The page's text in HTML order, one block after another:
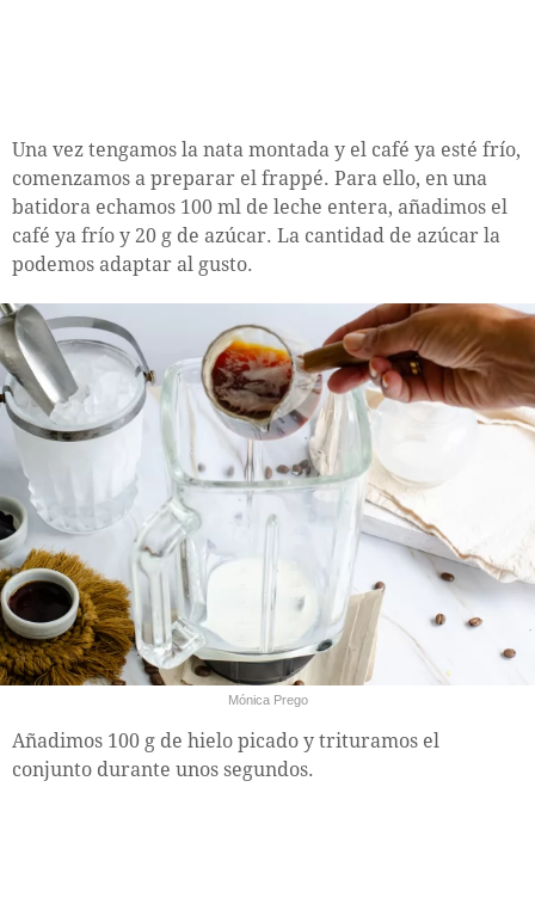
Una vez tengamos la nata montada y el café ya esté frío,
comenzamos a preparar el frappé. Para ello, en una
batidora echamos 100 ml de leche entera, añadimos el
café ya frío y 20 g de azúcar. La cantidad de azúcar la
podemos adaptar al gusto.
Mónica Prego
Añadimos 100 g de hielo picado y trituramos el
conjunto durante unos segundos.